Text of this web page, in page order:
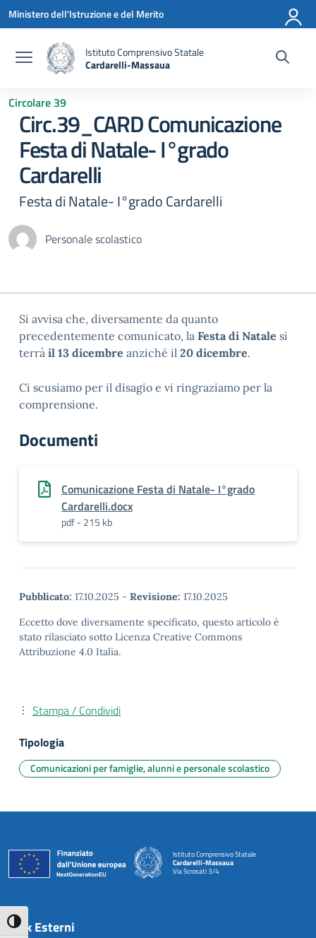
Attiva/disattiva alto contrasto
Vai ai contenuti
Vai al menu di navigazione
Vai al footer
Ministero dell'Istruzione e del Merito
Istituto Comprensivo Statale
Cardarelli-Massaua
Circolare 39
Circ.39_CARD Comunicazione
Festa di Natale- I°grado
Cardarelli
Festa di Natale- I°grado Cardarelli
Personale scolastico
Si avvisa che, diversamente da quanto
precedentemente comunicato, la Festa di Natale si
terrà il 13 dicembre anziché il 20 dicembre.
Ci scusiamo per il disagio e vi ringraziamo per la
comprensione.
Documenti
Comunicazione Festa di Natale- I°grado
Cardarelli.docx
pdf - 215 kb
Pubblicato: 17.10.2025 - Revisione: 17.10.2025
Eccetto dove diversamente specificato, questo articolo è
stato rilasciato sotto Licenza Creative Commons
Attribuzione 4.0 Italia.
Stampa / Condividi
Tipologia
Comunicazioni per famiglie, alunni e personale scolastico
Istituto Comprensivo Statale
Cardarelli-Massaua
Via Scrosati 3/4
Link Esterni